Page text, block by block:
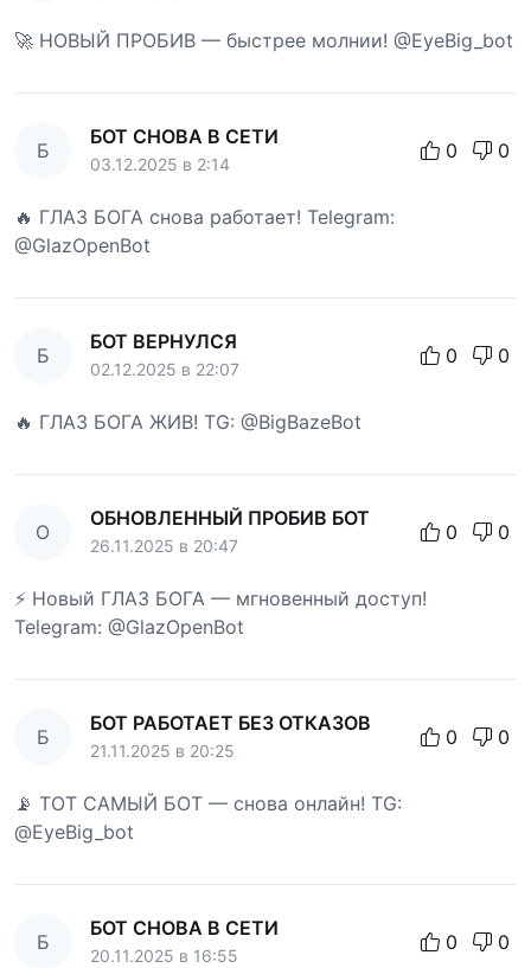
🚀 НОВЫЙ ПРОБИВ — быстрее молнии! @EyeBig_bot
Б
БОТ СНОВА В СЕТИ
03.12.2025 в 2:14
0 0
🔥 ГЛАЗ БОГА снова работает! Telegram:
@GlazOpenBot
Б
БОТ ВЕРНУЛСЯ
02.12.2025 в 22:07
0 0
🔥 ГЛАЗ БОГА ЖИВ! TG: @BigBazeBot
О
ОБНОВЛЕННЫЙ ПРОБИВ БОТ
26.11.2025 в 20:47
0 0
⚡ Новый ГЛАЗ БОГА — мгновенный доступ!
Telegram: @GlazOpenBot
Б
БОТ РАБОТАЕТ БЕЗ ОТКАЗОВ
21.11.2025 в 20:25
0 0
📡 ТОТ САМЫЙ БОТ — снова онлайн! TG:
@EyeBig_bot
Б
БОТ СНОВА В СЕТИ
20.11.2025 в 16:55
0 0